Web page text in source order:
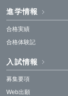
進学情報
合格実績
合格体験記
入試情報
募集要項
Web出願